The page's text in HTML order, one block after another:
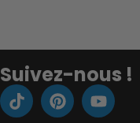
Suivez-nous !